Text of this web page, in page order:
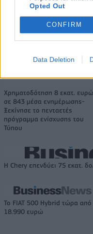
Opted Out
CONFIRM
Data Deletion
πρεμιέρα, 78-36 την Ιρλανδία
ΕΛΣΤΑΤ: Στο 3,4%
Χρηματοδότηση 8 εκατ. ευρώ
σε 843 μέσα ενημέρωσης-
Ξεκίνησε το πενταετές
πρόγραμμα ενίσχυσης του
Τύπου
Η Chery επενδύει 75 εκατ.
Το FIAT 500 Hybrid τώρα από
18.990 ευρώ